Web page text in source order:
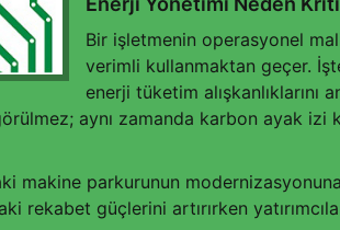
Bir işletmenin operasyonel
verimli kullanmaktan geçer.
enerji tüketim alışkanlıklarını
aynı zamanda karbon ayak izi
makine parkurunun
rekabet güçlerini artırırken